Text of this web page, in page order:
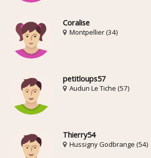
Coralise
Montpellier (34)
petitloups57
Audun Le Tiche (57)
Thierry54
Hussigny Godbrange (54)